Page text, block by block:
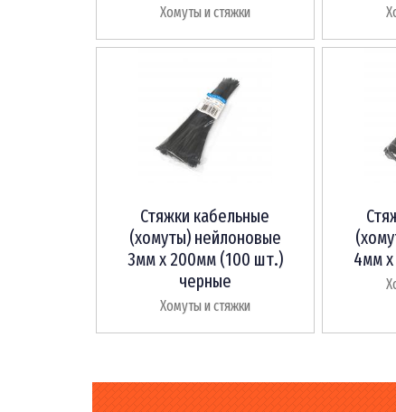
Хомуты и стяжки
Стяжки кабельные
(хомуты) нейлоновые
3мм х 200мм (100 шт.)
черные
Хомуты и стяжки
4мм